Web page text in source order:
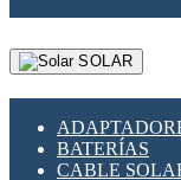
SOLAR
BATERÍAS
CABLE